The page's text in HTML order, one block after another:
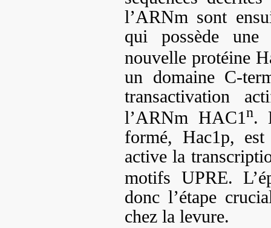
l’ARNm sont
qui possède
nouvelle protéine
un domaine C-
transactivation
l’ARNm HAC1n.
formé, Hac1p,
active la
motifs UPRE.
donc l’étape
chez la levure.